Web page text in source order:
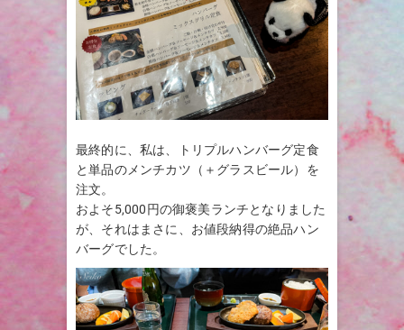
最終的に、私は、トリプルハンバーグ定食
と単品のメンチカツ（＋グラスビール）を
注文。
およそ5,000円の御褒美ランチとなりました
が、それはまさに、お値段納得の絶品ハン
バーグでした。